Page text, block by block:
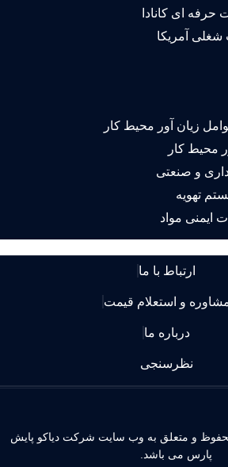
ای کانادا
آمریکا
زیان آور محیط کار
کار
و صنعتی
تهویه
مواد
ارتباط با ما
و استعلام قیمت
درباره ما
نظرسنجی
و متعلق به وب سایت شرکت دیاکو پایش
پارس می باشد.